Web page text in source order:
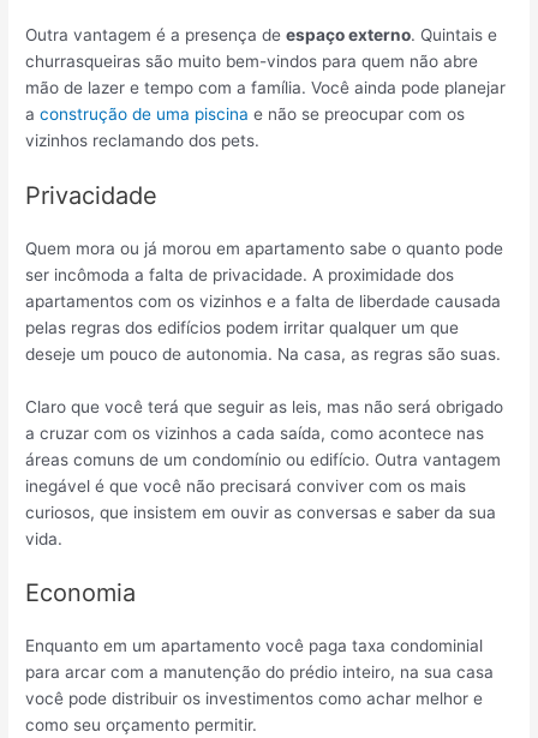
Outra vantagem é a presença deespaço externo. Quintais e
churrasqueiras são muito bem-vindos para quem não abre
mão de lazer e tempo com a família. Você ainda pode planejar
aconstrução de uma piscina e não se preocupar com os
vizinhos reclamando dos pets.
Privacidade
Quem mora ou já morou em apartamento sabe o quanto pode
ser incômoda a falta de privacidade. A proximidade dos
apartamentos com os vizinhos e a falta de liberdade causada
pelas regras dos edifícios podem irritar qualquer um que
deseje um pouco de autonomia. Na casa, as regras são suas.
Claro que você terá que seguir as leis, mas não será obrigado
a cruzar com os vizinhos a cada saída, como acontece nas
áreas comuns de um condomínio ou edifício. Outra vantagem
inegável é que você não precisará conviver com os mais
curiosos, que insistem em ouvir as conversas e saber da sua
vida.
Economia
Enquanto em um apartamento você paga taxa condominial
para arcar com a manutenção do prédio inteiro, na sua casa
você pode distribuir os investimentos como achar melhor e
como seu orçamento permitir.